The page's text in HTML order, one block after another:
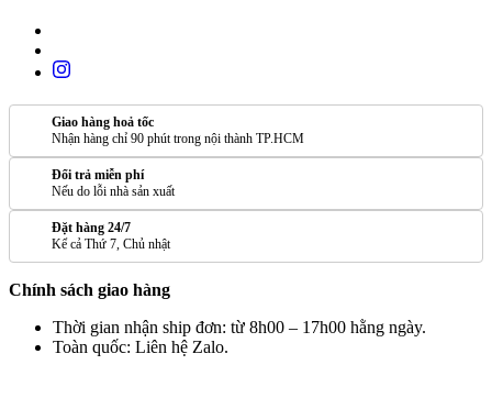
Giao hàng hoả tốc
Nhận hàng chỉ 90 phút trong nội thành TP.HCM
Đổi trả miễn phí
Nếu do lỗi nhà sản xuất
Đặt hàng 24/7
Kể cả Thứ 7, Chủ nhật
Chính sách giao hàng
Thời gian nhận ship đơn: từ 8h00 – 17h00 hằng ngày.
Toàn quốc: Liên hệ Zalo.